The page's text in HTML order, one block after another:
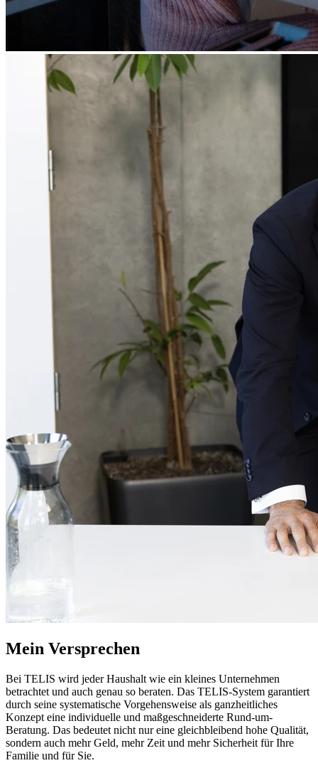
Mein Versprechen
Bei TELIS wird jeder Haushalt wie ein kleines Unternehmen
betrachtet und auch genau so beraten. Das TELIS-System garantiert
durch seine systematische Vorgehensweise als ganzheitliches
Konzept eine individuelle und maßgeschneiderte Rund-um-
Beratung. Das bedeutet nicht nur eine gleichbleibend hohe Qualität,
sondern auch mehr Geld, mehr Zeit und mehr Sicherheit für Ihre
Familie und für Sie.